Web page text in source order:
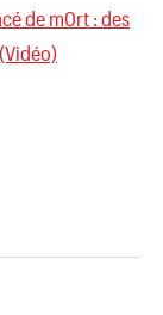
de m0rt : des